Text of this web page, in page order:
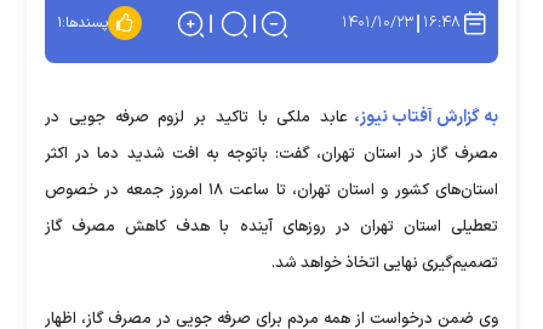
۱۶:۴۸ ۱۴۰۱/۱۰/۲۳ پسندها:۱
به گزارش آفتاب نیوز، عابد ملکی با تاکید بر لزوم صرفه جویی در
مصرف گاز در استان تهران، گفت: باتوجه به افت شدید دما در اکثر
استان‌های کشور و استان تهران، تا ساعت ۱۸ امروز جمعه در خصوص
تعطیلی استان تهران در روز‌های آینده با هدف کاهش مصرف گاز
تصمیم‌گیری نهایی اتخاذ خواهد شد.
وی ضمن درخواست از همه مردم برای صرفه جویی در مصرف گاز، اظهار